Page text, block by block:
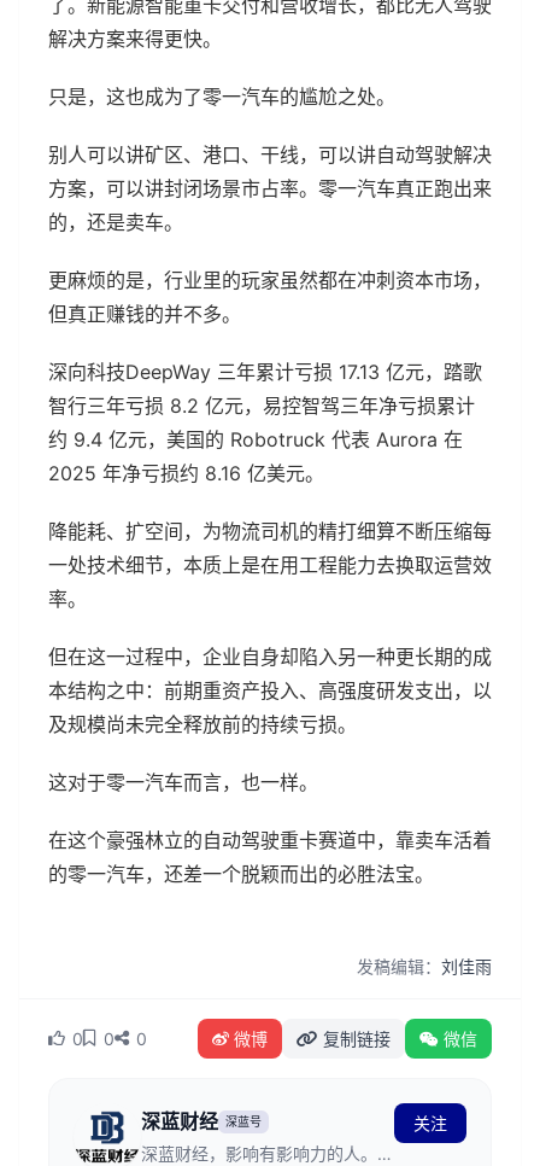
解决方案来得更快。
只是，这也成为了零一汽车的尴尬之处。
别人可以讲矿区、港口、干线，可以讲自动驾驶解决
方案，可以讲封闭场景市占率。零一汽车真正跑出来
的，还是卖车。
更麻烦的是，行业里的玩家虽然都在冲刺资本市场，
但真正赚钱的并不多。
深向科技DeepWay 三年累计亏损 17.13 亿元，踏歌
智行三年亏损 8.2 亿元，易控智驾三年净亏损累计
约 9.4 亿元，美国的 Robotruck 代表 Aurora 在
2025 年净亏损约 8.16 亿美元。
降能耗、扩空间，为物流司机的精打细算不断压缩每
一处技术细节，本质上是在用工程能力去换取运营效
率。
但在这一过程中，企业自身却陷入另一种更长期的成
本结构之中：前期重资产投入、高强度研发支出，以
及规模尚未完全释放前的持续亏损。
这对于零一汽车而言，也一样。
在这个豪强林立的自动驾驶重卡赛道中，靠卖车活着
的零一汽车，还差一个脱颖而出的必胜法宝。
发稿编辑： 刘佳雨
0 0 0 微博 复制链接 微信
深蓝财经 深蓝号
深蓝财经，影响有影响力的人。创
关注